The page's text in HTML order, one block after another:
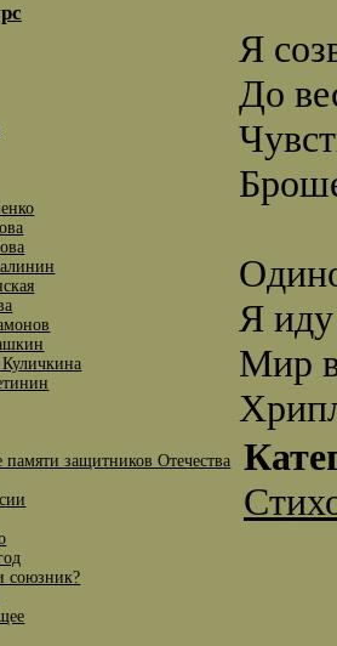
памяти защитников Отечества
союзник?
Я
До
Я
Мир